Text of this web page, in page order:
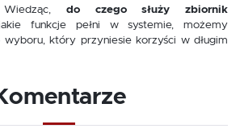
Wiedząc, do czego służy zbiornik
funkcje pełni w systemie, możemy
wyboru, który przyniesie korzyści w długim